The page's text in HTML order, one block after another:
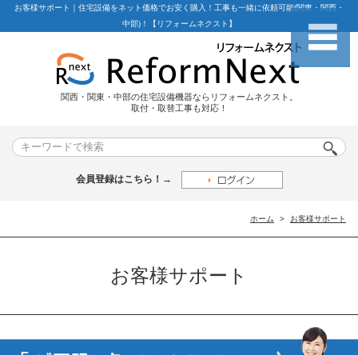
お客様サポート｜住宅設備をネット価格でお安く購入！工事も一緒に依頼可能(関東・関西・
中部)！【リフォームネクスト】
関西・関東・中部の住宅設備機器ならリフォームネクスト。
取付・取替工事も対応！
会員登録はこちら！→
ホーム お客様サポート
お客様サポート